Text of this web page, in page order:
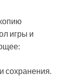
игры и
сохранения.